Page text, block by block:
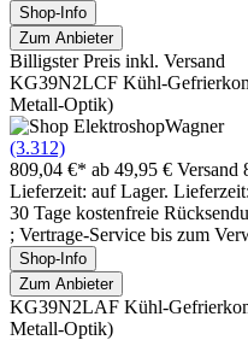
Shop-Info
Zum Anbieter
Billigster Preis inkl. Versand
KG39N2LCF Kühl-
Metall-Optik)
(3.312)
809,04 €* ab 49,95 € Versand
Lieferzeit: auf Lager.
30 Tage kostenfreie
; Vertrage-Service bis zum
Shop-Info
Zum Anbieter
KG39N2LAF Kühl-
Metall-Optik)